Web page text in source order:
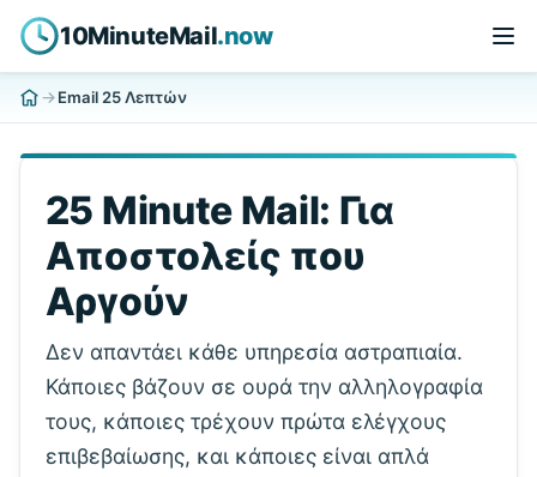
10MinuteMail.now
Email 25 Λεπτών
25 Minute Mail: Για
Αποστολείς που
Αργούν
Δεν απαντάει κάθε υπηρεσία αστραπιαία.
Κάποιες βάζουν σε ουρά την αλληλογραφία
τους, κάποιες τρέχουν πρώτα ελέγχους
επιβεβαίωσης, και κάποιες είναι απλά